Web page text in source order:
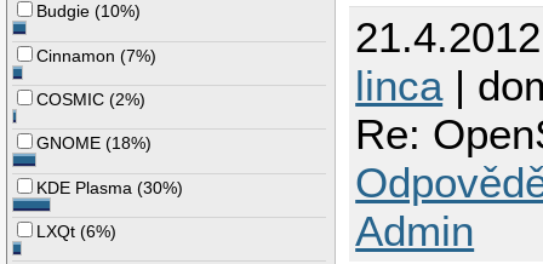
Budgie (10%)
Cinnamon (7%)
COSMIC (2%)
GNOME (18%)
KDE Plasma (30%)
LXQt (6%)
linca |
Re:
Admin